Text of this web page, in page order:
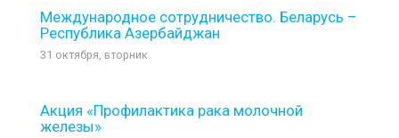
Международное сотрудничество. Беларусь –
Республика Азербайджан
31 октября, вторник
Акция «Профилактика рака молочной
железы»